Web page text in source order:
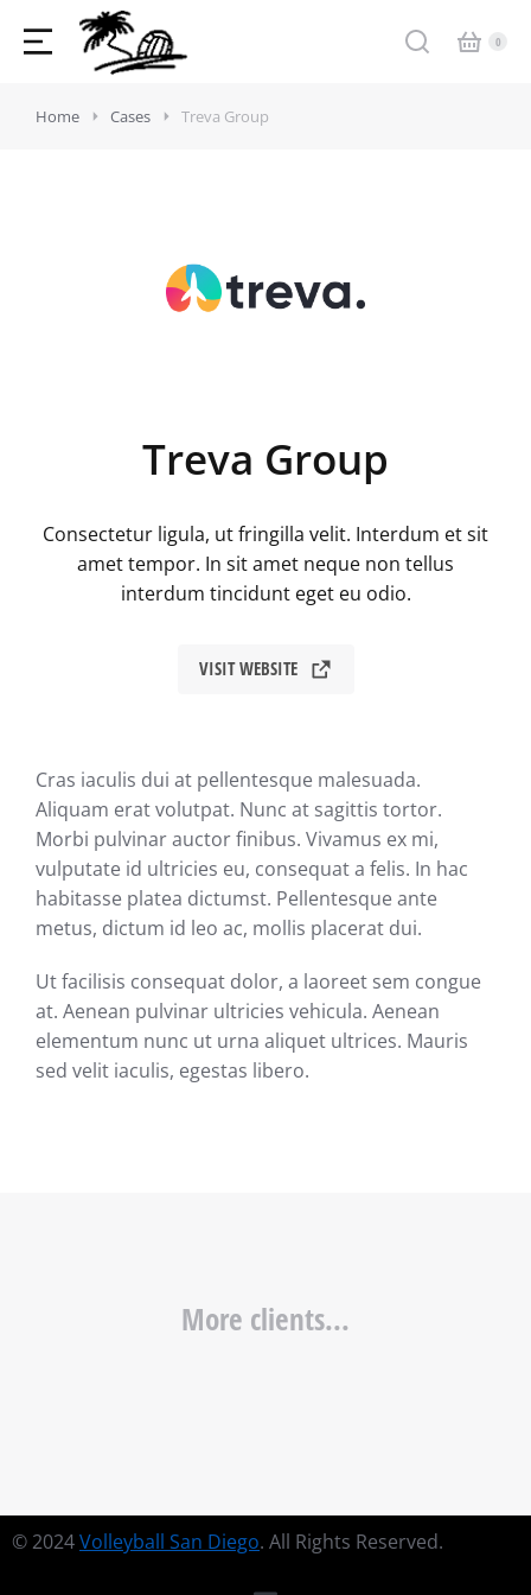
Home Cases Treva Group
Treva Group
Consectetur ligula, ut fringilla velit. Interdum et sit
amet tempor. In sit amet neque non tellus
interdum tincidunt eget eu odio.
VISIT WEBSITE
Cras iaculis dui at pellentesque malesuada.
Aliquam erat volutpat. Nunc at sagittis tortor.
Morbi pulvinar auctor finibus. Vivamus ex mi,
vulputate id ultricies eu, consequat a felis. In hac
habitasse platea dictumst. Pellentesque ante
metus, dictum id leo ac, mollis placerat dui.
Ut facilisis consequat dolor, a laoreet sem congue
at. Aenean pulvinar ultricies vehicula. Aenean
elementum nunc ut urna aliquet ultrices. Mauris
sed velit iaculis, egestas libero.
More clients...
© 2024Volleyball San Diego. All Rights Reserved.